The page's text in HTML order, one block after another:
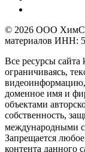
© 2026 ООО
материалов ИНН:
Все ресурсы сайта
ограничиваясь,
видеоинформацию,
доменное имя и
объектами
собственность,
международными
Запрещается
контента данного